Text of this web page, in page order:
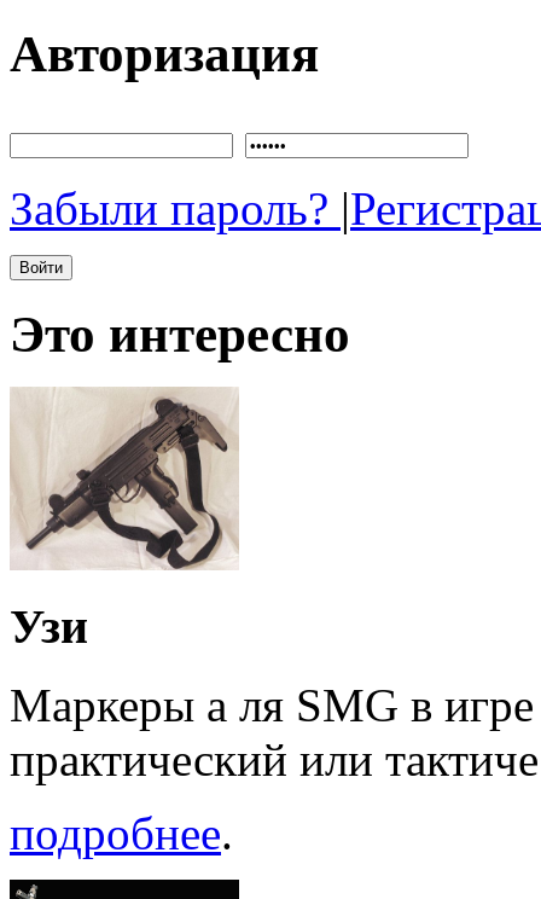
Авторизация
Забыли пароль? |
Это интересно
Узи
Маркеры а ля SMG в
практический или
подробнее.